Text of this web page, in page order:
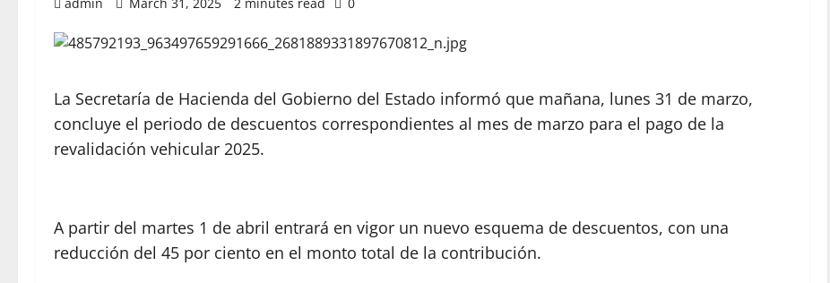
La Secretaría de Hacienda del Gobierno del Estado informó que mañana, lunes 31 de marzo,
concluye el periodo de descuentos correspondientes al mes de marzo para el pago de la
revalidación vehicular 2025.
A partir del martes 1 de abril entrará en vigor un nuevo esquema de descuentos, con una
reducción del 45 por ciento en el monto total de la contribución.